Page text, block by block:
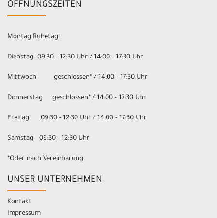
ÖFFNUNGSZEITEN
Montag Ruhetag!
Dienstag 09:30 - 12:30 Uhr / 14:00 - 17:30 Uhr
Mittwoch geschlossen* / 14:00 - 17:30 Uhr
Donnerstag geschlossen* / 14:00 - 17:30 Uhr
Freitag 09:30 - 12:30 Uhr / 14:00 - 17:30 Uhr
Samstag 09:30 - 12:30 Uhr
*Oder nach Vereinbarung.
UNSER UNTERNEHMEN
Kontakt
Impressum